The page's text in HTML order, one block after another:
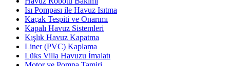
Isı Pompası ile Havuz Isıtma
Kaçak Tespiti ve Onarımı
Kapalı Havuz Sistemleri
Kışlık Havuz Kapatma
Liner (PVC) Kaplama
Lüks Villa Havuzu İmalatı